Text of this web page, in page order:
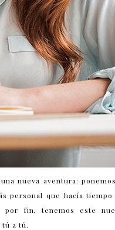
nueva aventura:
personal que hacía
fin, tenemos este
a tú.